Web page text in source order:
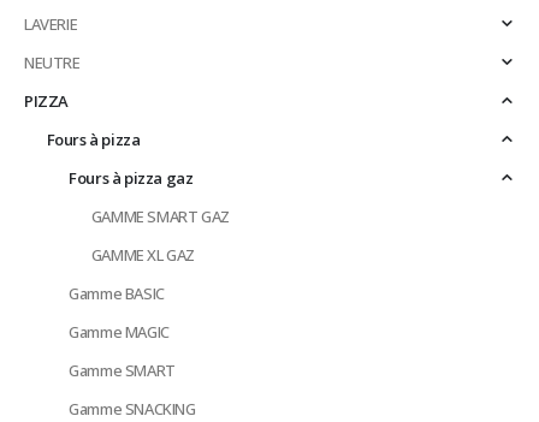
LAVERIE
NEUTRE
PIZZA
Fours à pizza
Fours à pizza gaz
GAMME SMART GAZ
GAMME XL GAZ
Gamme BASIC
Gamme MAGIC
Gamme SMART
Gamme SNACKING